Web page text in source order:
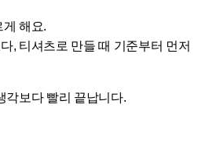
해요.
, 티셔츠로 만들 때 기준부터 먼저
각보다 빨리 끝납니다.